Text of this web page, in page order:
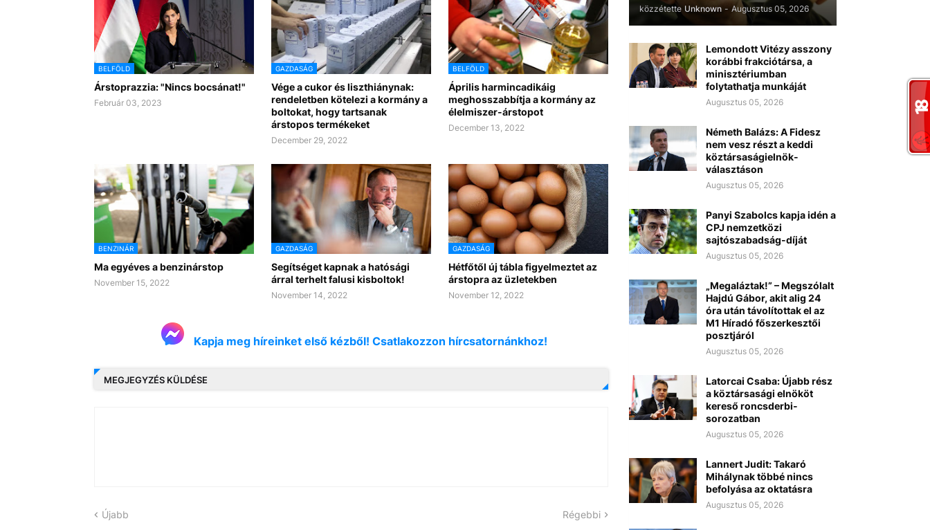
BELFÖLD
Árstoprazzia: "Nincs bocsánat!"
Február 03, 2023
GAZDASÁG
Vége a cukor és liszthiánynak:
rendeletben kötelezi a kormány a
boltokat, hogy tartsanak
árstopos termékeket
December 29, 2022
BELFÖLD
Április harmincadikáig
meghosszabbítja a kormány az
élelmiszer-árstopot
December 13, 2022
BENZINÁR
Ma egyéves a benzinárstop
November 15, 2022
GAZDASÁG
Segítséget kapnak a hatósági
árral terhelt falusi kisboltok!
November 14, 2022
GAZDASÁG
Hétfőtől új tábla figyelmeztet az
árstopra az üzletekben
November 12, 2022
Kapja meg híreinket első kézből! Csatlakozzon hírcsatornánkhoz!
MEGJEGYZÉS KÜLDÉSE
Újabb Régebbi
közzétette Unknown - Augusztus 05, 2026
Lemondott Vitézy asszony
korábbi frakciótársa, a
minisztériumban
folytathatja munkáját
Augusztus 05, 2026
Németh Balázs: A Fidesz
nem vesz részt a keddi
köztársaságielnök-
választáson
Augusztus 05, 2026
Panyi Szabolcs kapja idén a
CPJ nemzetközi
sajtószabadság-díját
Augusztus 05, 2026
„Megaláztak!” – Megszólalt
Hajdú Gábor, akit alig 24
óra után távolítottak el az
M1 Híradó főszerkesztői
posztjáról
Augusztus 05, 2026
Latorcai Csaba: Újabb rész
a köztársasági elnököt
kereső roncsderbi-
sorozatban
Augusztus 05, 2026
Lannert Judit: Takaró
Mihálynak többé nincs
befolyása az oktatásra
Augusztus 05, 2026